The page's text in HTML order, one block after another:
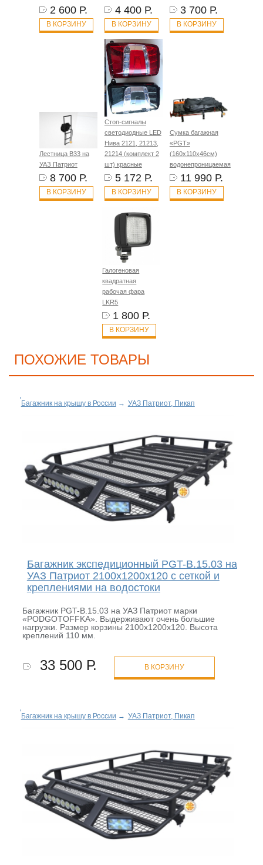
2 600 Р.
В КОРЗИНУ
4 400 Р.
В КОРЗИНУ
3 700 Р.
В КОРЗИНУ
Лестница B33 на
УАЗ Патриот
8 700 Р.
В КОРЗИНУ
Стоп-сигналы
светодиодные LED
Нива 2121, 21213,
21214 (комплект 2
шт) красные
5 172 Р.
В КОРЗИНУ
Сумка багажная
«PGT»
(160х110х46см)
водонепроницаемая
11 990 Р.
В КОРЗИНУ
Галогеновая
квадратная
рабочая фара
LKR5
1 800 Р.
В КОРЗИНУ
ПОХОЖИЕ ТОВАРЫ
Багажник на крышу в России → УАЗ Патриот, Пикап
Багажник экспедиционный PGT-B.15.03 на
УАЗ Патриот 2100х1200х120 с сеткой и
креплениями на водостоки
Багажник PGT-B.15.03 на УАЗ Патриот марки
«PODGOTOFFKA». Выдерживают очень большие
нагрузки. Размер корзины 2100х1200х120. Высота
креплений 110 мм.
33 500 Р. В КОРЗИНУ
Багажник на крышу в России → УАЗ Патриот, Пикап